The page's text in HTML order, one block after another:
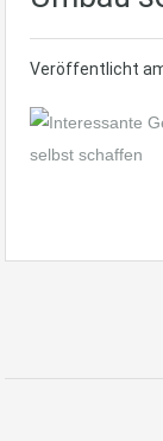
Veröffentlicht